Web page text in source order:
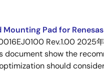
Pad for Renesas
Rev.1.00 2025
document show the
should